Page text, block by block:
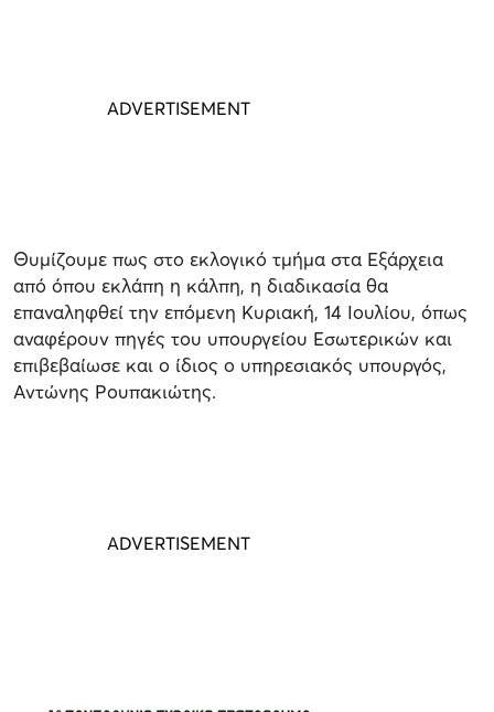
Θυμίζουμε πως στο εκλογικό τμήμα στα Εξάρχεια
από όπου εκλάπη η κάλπη, η διαδικασία θα
επαναληφθεί την επόμενη Κυριακή, 14 Ιουλίου, όπως
αναφέρουν πηγές του υπουργείου Εσωτερικών και
επιβεβαίωσε και ο ίδιος ο υπηρεσιακός υπουργός,
Αντώνης Ρουπακιώτης.